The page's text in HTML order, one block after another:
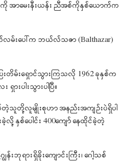
အာမေးနီးယန်း ညီအစ်ကိုနှစ်ယောက်က
မ်းပေါ်က ဘယ်လ်သဇာ (Balthazar)
တိမ်းရှောင်သွားကြသလို 1962 ခုနှစ်က
းပါးသွားပါပြီ။
သူတို့လူမျိုးစုဟာ အနည်းအကျဉ်းပဲရှိပါ
နှစ်ပေါင်း 400ကျော် နေထိုင်ခဲ့တဲ့
ဘုရားရှိခိုးကျောင်းကြီး၊ ဂေါ့သစ်